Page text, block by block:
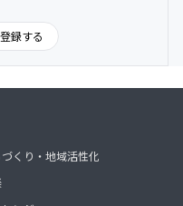
ご負担願います
程度
での開催となります
録する
づくり・地域活性化